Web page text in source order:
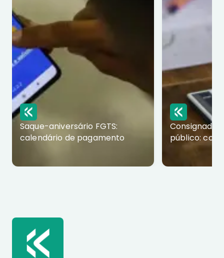
Saque-aniversário FGTS:
calendário de pagamento
Consignado
público: